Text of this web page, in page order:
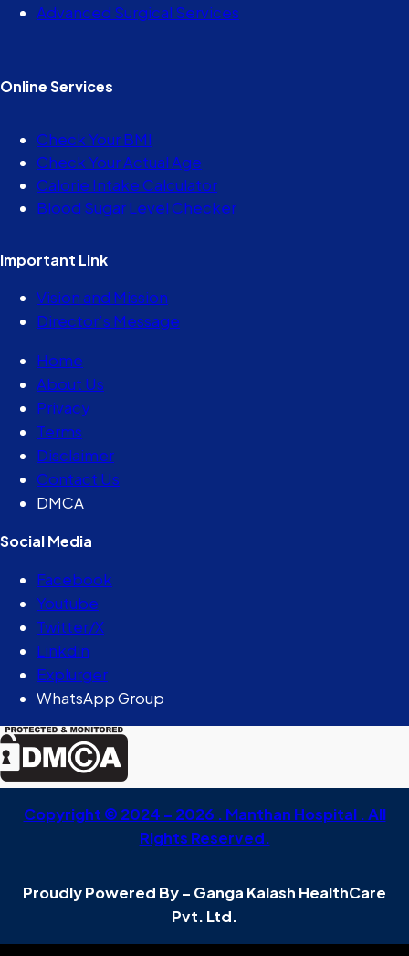
Advanced Surgical Services
Online Services
Check Your BMI
Check Your Actual Age
Calorie Intake Calculator
Blood Sugar Level Checker
Important Link
Vision and Mission
Director’s Message
Home
About Us
Privacy
Terms
Disclaimer
Contact Us
DMCA
Social Media
Facebook
Youtube
Twitter/X
Linkdin
Explurger
WhatsApp Group
Copyright © 2024 – 2026 . Manthan Hospital . All
Rights Reserved.
Proudly Powered By – Ganga Kalash HealthCare
Pvt. Ltd.